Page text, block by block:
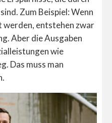
Zum Beispiel: Wenn
entstehen zwar
Aber die Ausgaben
wie
Das muss man